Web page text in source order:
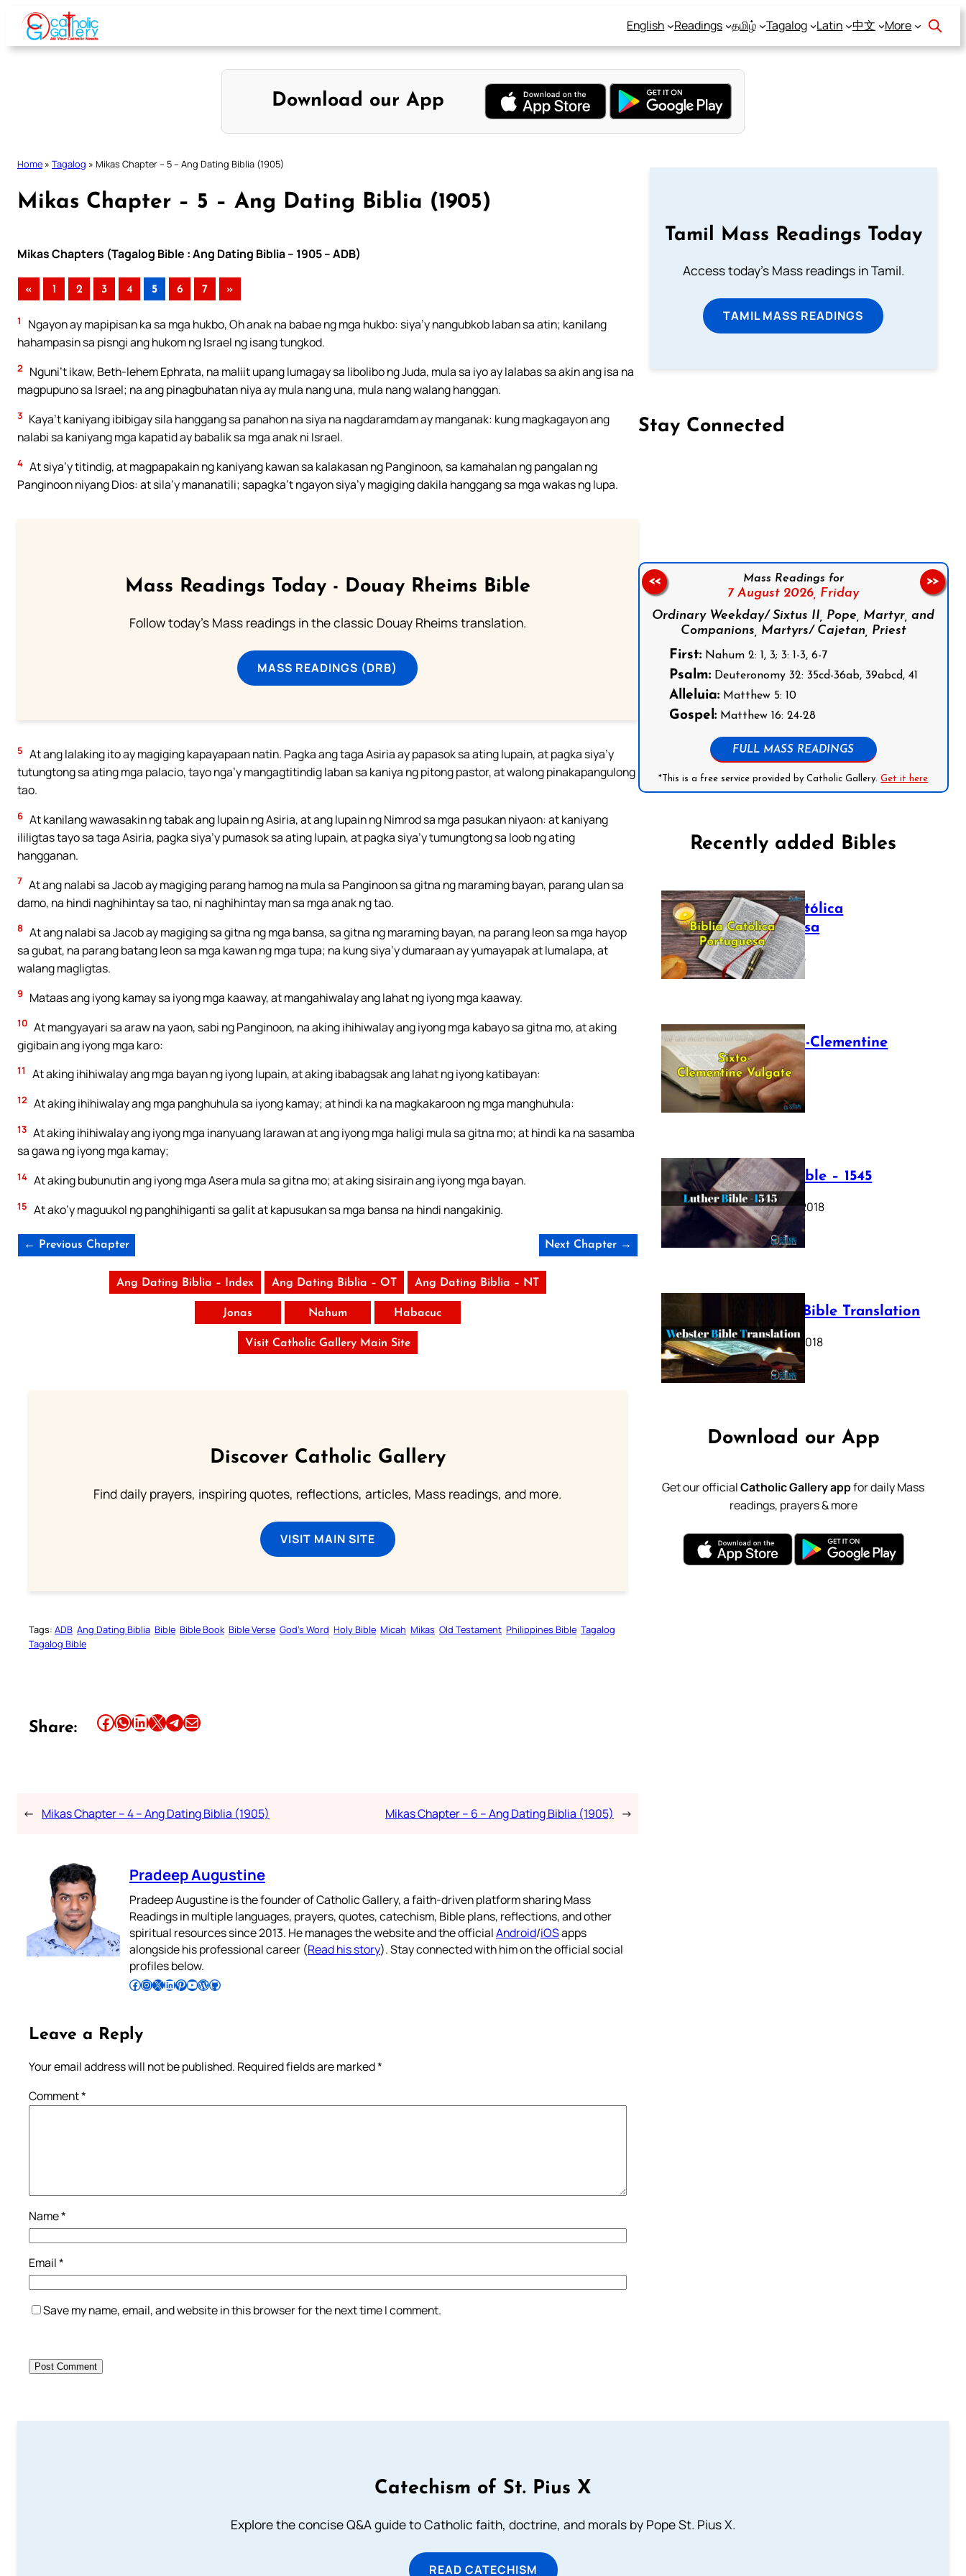
Skip
content
English Readings தமிழ் Tagalog Latin 中文 More
Download our App
Home » Tagalog » Mikas Chapter – 5 – Ang Dating Biblia (1905)
Mikas Chapter – 5 – Ang Dating Biblia (1905)
Mikas Chapters (Tagalog Bible : Ang Dating Biblia – 1905 – ADB)
« 1 2 3 4 5 6 7 »
1
Ngayon ay mapipisan ka sa mga hukbo, Oh anak na babae ng mga hukbo: siya’y nangubkob laban sa atin; kanilang
hahampasin sa pisngi ang hukom ng Israel ng isang tungkod.
2
Nguni’t ikaw, Beth-lehem Ephrata, na maliit upang lumagay sa libolibo ng Juda, mula sa iyo ay lalabas sa akin ang isa na
magpupuno sa Israel; na ang pinagbuhatan niya ay mula nang una, mula nang walang hanggan.
3 Kaya’t kaniyang ibibigay sila hanggang sa panahon na siya na nagdaramdam ay manganak: kung magkagayon ang
nalabi sa kaniyang mga kapatid ay babalik sa mga anak ni Israel.
4 At siya’y titindig, at magpapakain ng kaniyang kawan sa kalakasan ng Panginoon, sa kamahalan ng pangalan ng
Panginoon niyang Dios: at sila’y mananatili; sapagka’t ngayon siya’y magiging dakila hanggang sa mga wakas ng lupa.
Mass Readings Today - Douay Rheims Bible
Follow today's Mass readings in the classic Douay Rheims translation.
MASS READINGS (DRB)
5 At ang lalaking ito ay magiging kapayapaan natin. Pagka ang taga Asiria ay papasok sa ating lupain, at pagka siya’y
tutungtong sa ating mga palacio, tayo nga’y mangagtitindig laban sa kaniya ng pitong pastor, at walong pinakapangulong
tao.
6 At kanilang wawasakin ng tabak ang lupain ng Asiria, at ang lupain ng Nimrod sa mga pasukan niyaon: at kaniyang
ililigtas tayo sa taga Asiria, pagka siya’y pumasok sa ating lupain, at pagka siya’y tumungtong sa loob ng ating
hangganan.
7 At ang nalabi sa Jacob ay magiging parang hamog na mula sa Panginoon sa gitna ng maraming bayan, parang ulan sa
damo, na hindi naghihintay sa tao, ni naghihintay man sa mga anak ng tao.
8 At ang nalabi sa Jacob ay magiging sa gitna ng mga bansa, sa gitna ng maraming bayan, na parang leon sa mga hayop
sa gubat, na parang batang leon sa mga kawan ng mga tupa; na kung siya’y dumaraan ay yumayapak at lumalapa, at
walang magligtas.
9 Mataas ang iyong kamay sa iyong mga kaaway, at mangahiwalay ang lahat ng iyong mga kaaway.
10 At mangyayari sa araw na yaon, sabi ng Panginoon, na aking ihihiwalay ang iyong mga kabayo sa gitna mo, at aking
gigibain ang iyong mga karo:
11 At aking ihihiwalay ang mga bayan ng iyong lupain, at aking ibabagsak ang lahat ng iyong katibayan:
12 At aking ihihiwalay ang mga panghuhula sa iyong kamay; at hindi ka na magkakaroon ng mga manghuhula:
13 At aking ihihiwalay ang iyong mga inanyuang larawan at ang iyong mga haligi mula sa gitna mo; at hindi ka na sasamba
sa gawa ng iyong mga kamay;
14 At aking bubunutin ang iyong mga Asera mula sa gitna mo; at aking sisirain ang iyong mga bayan.
15 At ako’y maguukol ng panghihiganti sa galit at kapusukan sa mga bansa na hindi nangakinig.
← Previous Chapter Next Chapter →
Ang Dating Biblia – Index Ang Dating Biblia – OT Ang Dating Biblia – NT
Jonas Nahum Habacuc
Visit Catholic Gallery Main Site
Discover Catholic Gallery
Find daily prayers, inspiring quotes, reflections, articles, Mass readings, and more.
VISIT MAIN SITE
Tags: ADB Ang Dating Biblia Bible Bible Book Bible Verse God’s Word Holy Bible Micah Mikas Old Testament Philippines Bible Tagalog
Tagalog Bible
Share: Share this article on Facebook Share this article on WhatsApp Share this article on LinkedIn Share this article on X Share this article on TelegramEmail this Article
← Mikas Chapter – 4 – Ang Dating Biblia (1905) Mikas Chapter – 6 – Ang Dating Biblia (1905) →
Pradeep Augustine
Pradeep Augustine is the founder of Catholic Gallery, a faith-driven platform sharing Mass
Readings in multiple languages, prayers, quotes, catechism, Bible plans, reflections, and other
spiritual resources since 2013. He manages the website and the officialAndroid/iOSapps
alongside his professional career (Read his story). Stay connected with him on the official social
profiles below.
Follow Pradeep on Facebook Follow Pradeep on InstagramFollow Pradeep on X Follow Pradeep on LinkedIn Follow Pradeep on Pinterest Subscribe to Pradeep’s Youtube Channel Follow Pradeep on WordPress Follow Pradeep on GitHub
Leave a Reply
Your email address will not be published. Required fields are marked*
Comment*
Name*
Email*
Save my name, email, and website in this browser for the next time I comment.
Tamil Mass Readings Today
Access today's Mass readings in Tamil.
TAMIL MASS READINGS
Stay Connected
Mass Readings for
7 August 2026, Friday
Ordinary Weekday/ Sixtus II, Pope, Martyr, and
Companions, Martyrs/ Cajetan, Priest
First:Nahum 2: 1, 3; 3: 1-3, 6-7
Psalm:Deuteronomy 32: 35cd-36ab, 39abcd, 41
Alleluia:Matthew 5: 10
Gospel:Matthew 16: 24-28
FULL MASS READINGS
*This is a free service provided by Catholic Gallery.Get it here
<< >>
Recently added Bibles
Bíblia Católica
Portuguesa
July 16, 2025
The Sixto-Clementine
Vulgate
July 12, 2025
Luther Bible – 1545
October 17, 2018
Webster Bible Translation
October 11, 2018
Download our App
Get our officialCatholic Gallery appfor daily Mass
readings, prayers & more
Catechism of St. Pius X
Explore the concise Q&A guide to Catholic faith, doctrine, and morals by Pope St. Pius X.
READ CATECHISM